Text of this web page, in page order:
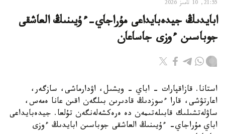
21:55, 10 تامىز 2026
ابايدىڭ جيدەبايداعى مۇراجاي-ءۇيىنىڭ العاشقى
جوباسىن ءوزى جاساعان
استانا. قازاقپارات - اباي - ويشىل، اۋدارماشى، سازگەر،
اعارتۋشى، قارا ءسوزدىڭ قادىرىن بىلگەن اقىن عانا ەمەس،
ساۋلەتشىلىك قابىلەتىمەن دە ەرەكشەلەنگەن تۇلعا. جيدەبايداعى
اباي مۇراجاي- ءۇيىنىڭ العاشقى جوباسىن ابايدىڭ ءوزى